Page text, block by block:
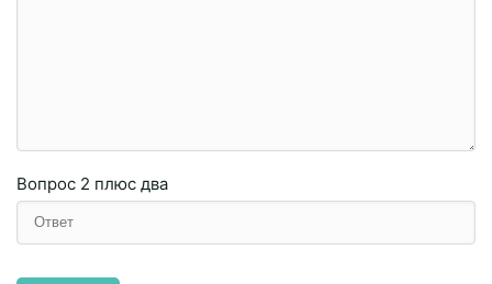
Вопрос 2 плюc двa